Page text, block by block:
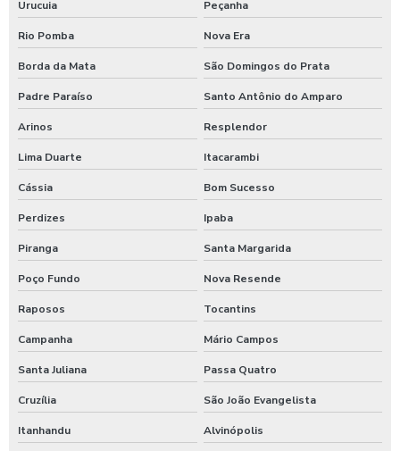
Urucuia Peçanha
Rio Pomba Nova Era
Borda da Mata São Domingos do Prata
Padre Paraíso Santo Antônio do Amparo
Arinos Resplendor
Lima Duarte Itacarambi
Cássia Bom Sucesso
Perdizes Ipaba
Piranga Santa Margarida
Poço Fundo Nova Resende
Raposos Tocantins
Campanha Mário Campos
Santa Juliana Passa Quatro
Cruzília São João Evangelista
Itanhandu Alvinópolis